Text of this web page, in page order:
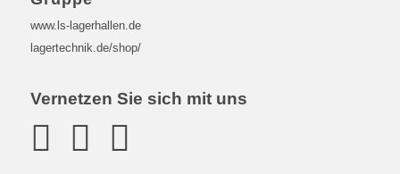
www.ls-lagerhallen.de
lagertechnik.de/shop/
Vernetzen Sie sich mit uns